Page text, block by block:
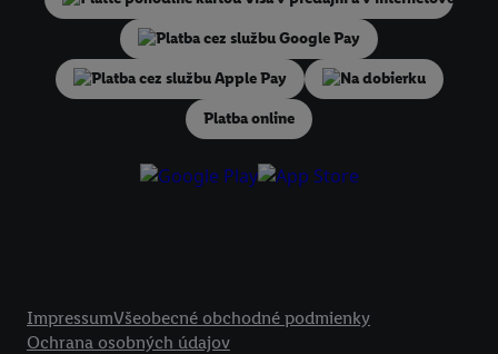
Na dobierku
Platba online
ImpressumVšeobecné obchodné podmienky
Ochrana osobných údajov
identifikátorov/identifikátorov, ktoré má spoločnosť Criteo SA k
Prispôsobiť
" môžete povoliť jednotlivé účely a nájsť ďalšie
podmienkach spracúvania osobných údajov.
Kliknutím na možnosť "Odmietnuť
" môžete povoliť iba používanie
technológií. Kliknutím na "
" vyjadríte súhlas so
vyššie uvedené účely. Ďalšie informácie vrátane informácií o dobe
údajov a Vašom práve kedykoľvek odvolať súhlas s účinnosťou do